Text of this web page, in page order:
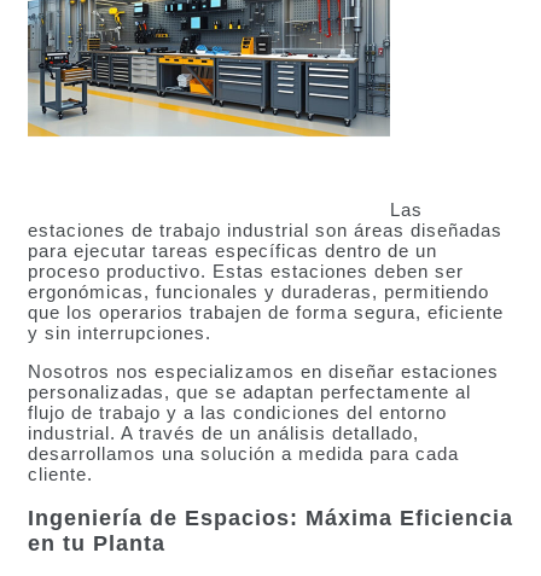
Las
estaciones de trabajo industrial son áreas diseñadas
para ejecutar tareas específicas dentro de un
proceso productivo. Estas estaciones deben ser
ergonómicas, funcionales y duraderas, permitiendo
que los operarios trabajen de forma segura, eficiente
y sin interrupciones.
Nosotros nos especializamos en diseñar estaciones
personalizadas, que se adaptan perfectamente al
flujo de trabajo y a las condiciones del entorno
industrial. A través de un análisis detallado,
desarrollamos una solución a medida para cada
cliente.
Ingeniería de Espacios: Máxima Eficiencia
en tu Planta